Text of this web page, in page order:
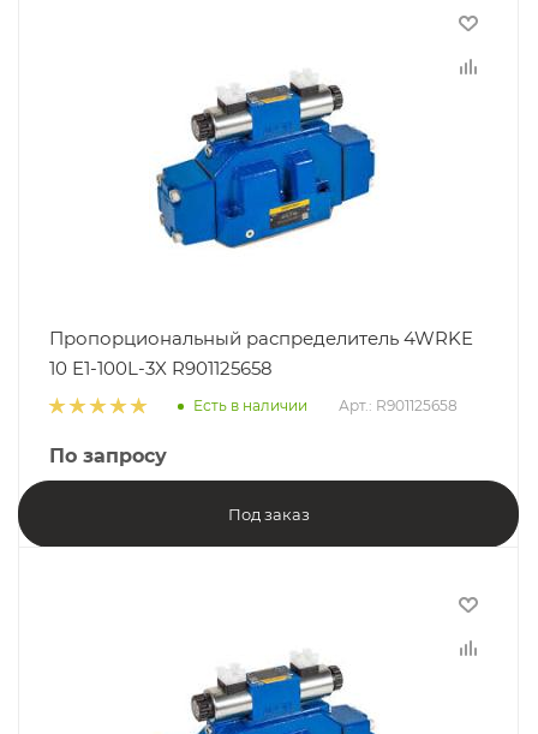
Пропорциональный распределитель 4WRKE
10 E1-100L-3X R901125658
Есть в наличии Арт.: R901125658
По запросу
Под заказ